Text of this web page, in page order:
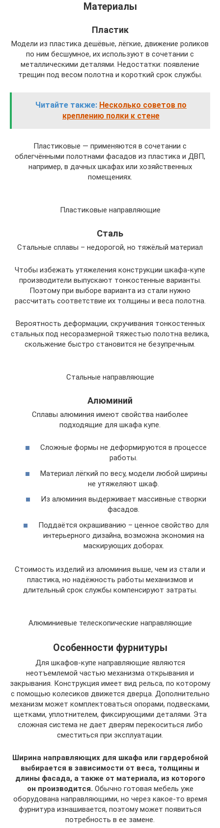
Материалы
Пластик
Модели из пластика дешёвые, лёгкие, движение роликов
по ним бесшумное, их используют в сочетании с
металлическими деталями. Недостатки: появление
трещин под весом полотна и короткий срок службы.
Читайте также: Несколько советов по
креплению полки к стене
Пластиковые — применяются в сочетании с
облегчёнными полотнами фасадов из пластика и ДВП,
например, в дачных шкафах или хозяйственных
помещениях.
Пластиковые направляющие
Сталь
Стальные сплавы – недорогой, но тяжёлый материал
Чтобы избежать утяжеления конструкции шкафа-купе
производители выпускают тонкостенные варианты.
Поэтому при выборе варианта из стали нужно
рассчитать соответствие их толщины и веса полотна.
Вероятность деформации, скручивания тонкостенных
стальных под несоразмерной тяжестью полотна велика,
скольжение быстро становится не безупречным.
Стальные направляющие
Алюминий
Сплавы алюминия имеют свойства наиболее
подходящие для шкафа купе.
Сложные формы не деформируются в процессе
работы.
Материал лёгкий по весу, модели любой ширины
не утяжеляют шкаф.
Из алюминия выдерживает массивные створки
фасадов.
Поддаётся окрашиванию – ценное свойство для
интерьерного дизайна, возможна экономия на
маскирующих доборах.
Стоимость изделий из алюминия выше, чем из стали и
пластика, но надёжность работы механизмов и
длительный срок службы компенсируют затраты.
Алюминиевые телескопические направляющие
Особенности фурнитуры
Для шкафов-купе направляющие являются
неотъемлемой частью механизма открывания и
закрывания. Конструкция имеет вид рельса, по которому
с помощью колесиков движется дверца. Дополнительно
механизм может комплектоваться опорами, подвесками,
щетками, уплотнителем, фиксирующими деталями. Эта
сложная система не дает дверям перекоситься либо
сместиться при эксплуатации.
Ширина направляющих для шкафа или гардеробной
выбирается в зависимости от веса, толщины и
длины фасада, а также от материала, из которого
он производится. Обычно готовая мебель уже
оборудована направляющими, но через какое-то время
фурнитура изнашивается, поэтому может появиться
потребность в ее замене.